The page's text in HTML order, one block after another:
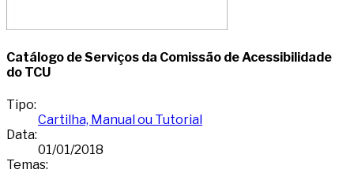
Catálogo de Serviços da Comissão de Acessibilidade
do TCU
Tipo:
Cartilha, Manual ou Tutorial
Data:
01/01/2018
Temas: